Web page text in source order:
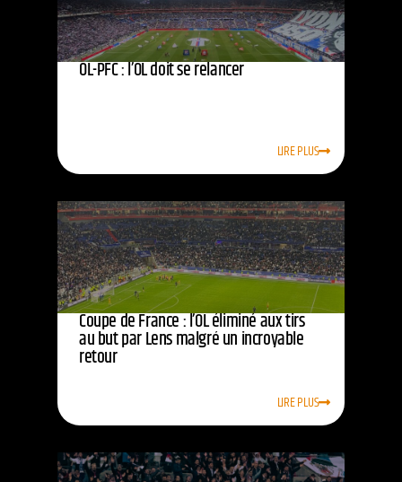
OL-PFC : l’OL doit se relancer
LIRE PLUS
Coupe de France : l’OL éliminé aux tirs
au but par Lens malgré un incroyable
retour
LIRE PLUS